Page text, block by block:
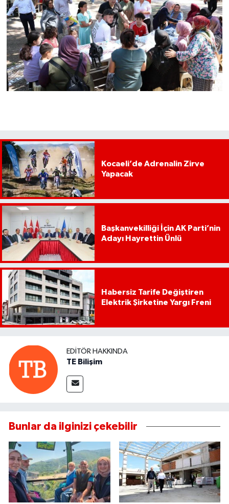
Kocaeli’de Adrenalin Zirve
Yapacak
Başkanvekilliği İçin AK Parti’nin
Adayı Hayrettin Ünlü
Habersiz Tarife Değiştiren
Elektrik Şirketine Yargı Freni
EDITÖR HAKKINDA
TE Bilişim
Bunlar da ilginizi çekebilir